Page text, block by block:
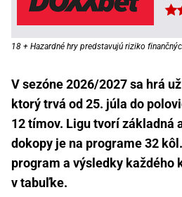
18 + Hazardné hry predstavujú riziko
V sezóne 2026/2027 sa hrá
ktorý trvá od 25. júla do
12 tímov. Ligu tvorí základná
dokopy je na programe 32
program a výsledky každého
v tabuľke.